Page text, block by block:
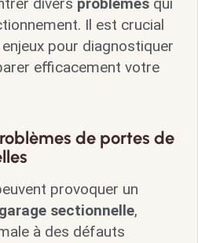
Il est crucial
pour diagnostiquer
efficacement votre
de portes de
provoquer un
sectionnelle,
à des défauts